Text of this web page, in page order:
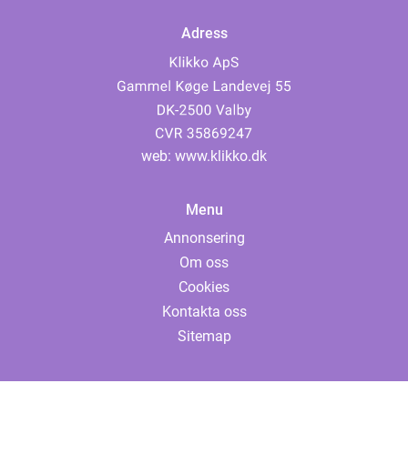
Adress
web: www.klikko.dk
Menu
Annonsering
Om oss
Cookies
Kontakta oss
Sitemap